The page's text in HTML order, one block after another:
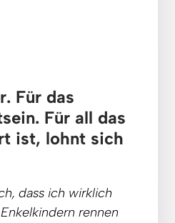
Für das
Für all
ist, lohnt
dass ich
Enkelkindern